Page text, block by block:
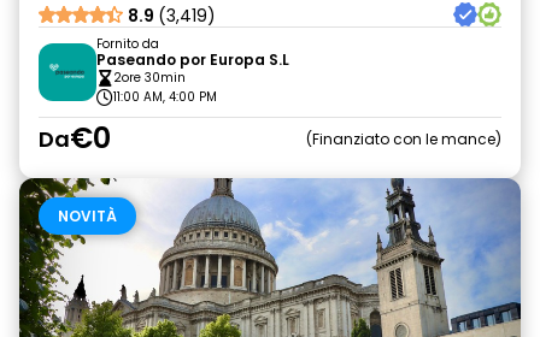
8.9 (3,419)
Fornito da
Paseando por Europa S.L
2ore 30min
11:00 AM, 4:00 PM
Da€0 Finanziato con le mance
NOVITÀ